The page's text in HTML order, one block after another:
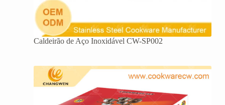
Caldeirão de Aço Inoxidável CW-SP002